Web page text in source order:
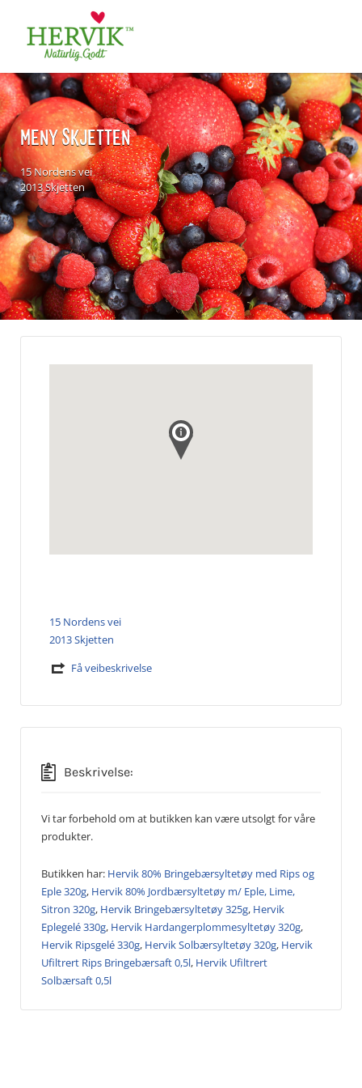
for:
MENY SKJETTEN
15 Nordens vei
2013 Skjetten
15 Nordens vei
2013 Skjetten
Få veibeskrivelse
Beskrivelse:
Vi tar forbehold om at butikken kan være utsolgt for våre
produkter.
Butikken har: Hervik 80% Bringebærsyltetøy med Rips og
Eple 320g, Hervik 80% Jordbærsyltetøy m/ Eple, Lime,
Sitron 320g, Hervik Bringebærsyltetøy 325g, Hervik
Eplegelé 330g, Hervik Hardangerplommesyltetøy 320g,
Hervik Ripsgelé 330g, Hervik Solbærsyltetøy 320g, Hervik
Ufiltrert Rips Bringebærsaft 0,5l, Hervik Ufiltrert
Solbærsaft 0,5l